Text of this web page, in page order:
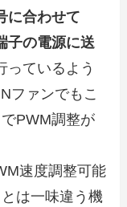
に合わせて
子の電源に送
っているよう
ファンでもこ
PWM調整が
速度調整可能
は一味違う機